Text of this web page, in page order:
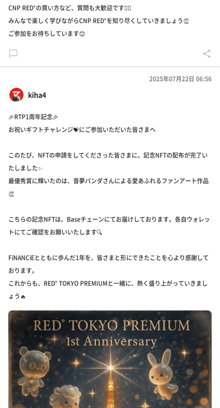
CNP RED°の買い方など、質問も大歓迎です🙆‍♀️
みんなで楽しく学びながらCNP RED°を知り尽くしていきましょう👏
ご参加をお待ちしています😊
kiha4
2025年07月22日 06:56
🎉RTP1周年記念🎉
お祝いギフトチャレンジ💝にご参加いただいた皆さまへ
このたび、NFTの申請をしてくださった皆さまに、記念NFTの配布が完了い
たしました✨
最優秀賞に輝いたのは、音夢パンダさんによる愛あふれるファンアート作品
👏
こちらの記念NFTは、Baseチェーンにてお届けしております。各自ウォレッ
トにてご確認をお願いいたします🔍
FiNANCiEとともに歩んだ1年を、皆さまと形にできたことを心より感謝して
おります。
これからも、RED° TOKYO PREMIUMと一緒に、熱く盛り上がっていきまし
ょう🔥